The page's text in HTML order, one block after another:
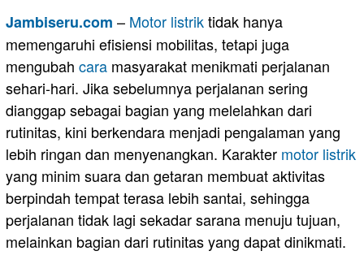
Jambiseru.com – Motor listriktidak hanya
memengaruhi efisiensi mobilitas, tetapi juga
mengubah cara masyarakat menikmati perjalanan
sehari-hari. Jika sebelumnya perjalanan sering
dianggap sebagai bagian yang melelahkan dari
rutinitas, kini berkendara menjadi pengalaman yang
lebih ringan dan menyenangkan. Karakter motor listrik
yang minim suara dan getaran membuat aktivitas
berpindah tempat terasa lebih santai, sehingga
perjalanan tidak lagi sekadar sarana menuju tujuan,
melainkan bagian dari rutinitas yang dapat dinikmati.